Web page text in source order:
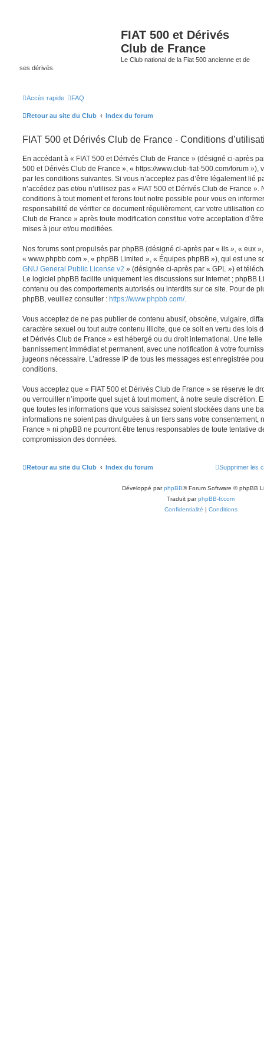
FIAT 500 et Dérivés
Club de France
Le Club national de la Fiat 500 ancienne et de
ses dérivés.
Accès rapide FAQ
Retour au site du Club Index du forum
FIAT 500 et Dérivés Club de France - Conditions
En accédant à « FIAT 500 et Dérivés Club de France » (désigné ci-après
500 et Dérivés Club de France », « https://www.club-fiat-500.com/forum »),
par les conditions suivantes. Si vous n’acceptez pas d’être légalement lié
n’accédez pas et/ou n’utilisez pas « FIAT 500 et Dérivés Club de France
conditions à tout moment et ferons tout notre possible pour vous en
responsabilité de vérifier ce document régulièrement, car votre utilisation
Club de France » après toute modification constitue votre acceptation
mises à jour et/ou modifiées.
Nos forums sont propulsés par phpBB (désigné ci-après par « ils », « eux
« www.phpbb.com », « phpBB Limited », « Équipes phpBB »), qui est une
GNU General Public License v2 » (désignée ci-après par « GPL ») et
Le logiciel phpBB facilite uniquement les discussions sur Internet ; phpBB
contenu ou des comportements autorisés ou interdits sur ce site. Pour de
phpBB, veuillez consulter : https://www.phpbb.com/.
Vous acceptez de ne pas publier de contenu abusif, obscène, vulgaire,
caractère sexuel ou tout autre contenu illicite, que ce soit en vertu des lois
et Dérivés Club de France » est hébergé ou du droit international. Une
bannissement immédiat et permanent, avec une notification à votre
jugeons nécessaire. L’adresse IP de tous les messages est enregistrée
conditions.
Vous acceptez que « FIAT 500 et Dérivés Club de France » se réserve le
ou verrouiller n’importe quel sujet à tout moment, à notre seule discrétion.
que toutes les informations que vous saisissez soient stockées dans une
informations ne soient pas divulguées à un tiers sans votre consentement,
France » ni phpBB ne pourront être tenus responsables de toute tentative
compromission des données.
Retour au site du Club Index du forum Supprimer les
Développé parphpBB® Forum Software © phpBB
Traduit parphpBB-fr.com
Confidentialité | Conditions